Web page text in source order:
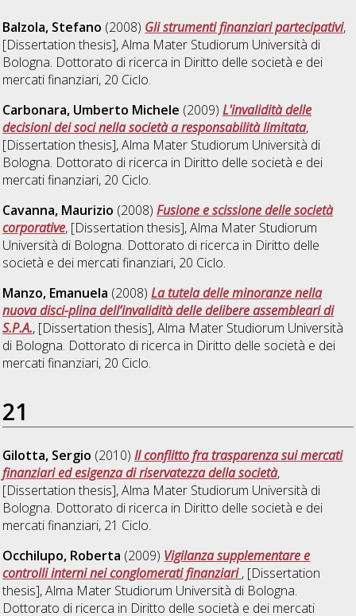
Balzola, Stefano (2008) Gli strumenti finanziari partecipativi,
[Dissertation thesis], Alma Mater Studiorum Università di
Bologna. Dottorato di ricerca in Diritto delle società e dei
mercati finanziari, 20 Ciclo.
Carbonara, Umberto Michele (2009)L'invalidità delle
decisioni dei soci nella società a responsabilità limitata,
[Dissertation thesis], Alma Mater Studiorum Università di
Bologna. Dottorato di ricerca in Diritto delle società e dei
mercati finanziari, 20 Ciclo.
Cavanna, Maurizio (2008)Fusione e scissione delle società
corporative, [Dissertation thesis], Alma Mater Studiorum
Università di Bologna. Dottorato di ricerca in Diritto delle
società e dei mercati finanziari, 20 Ciclo.
Manzo, Emanuela (2008)La tutela delle minoranze nella
nuova disci-plina dell’invalidità delle delibere assembleari di
S.P.A., [Dissertation thesis], Alma Mater Studiorum Università
di Bologna. Dottorato di ricerca in Diritto delle società e dei
mercati finanziari, 20 Ciclo.
21
Gilotta, Sergio (2010)Il conflitto fra trasparenza sui mercati
finanziari ed esigenza di riservatezza della società,
[Dissertation thesis], Alma Mater Studiorum Università di
Bologna. Dottorato di ricerca in Diritto delle società e dei
mercati finanziari, 21 Ciclo.
Occhilupo, Roberta (2009) Vigilanza supplementare e
controlli interni nei conglomerati finanziari, [Dissertation
thesis], Alma Mater Studiorum Università di Bologna.
Dottorato di ricerca in Diritto delle società e dei mercati